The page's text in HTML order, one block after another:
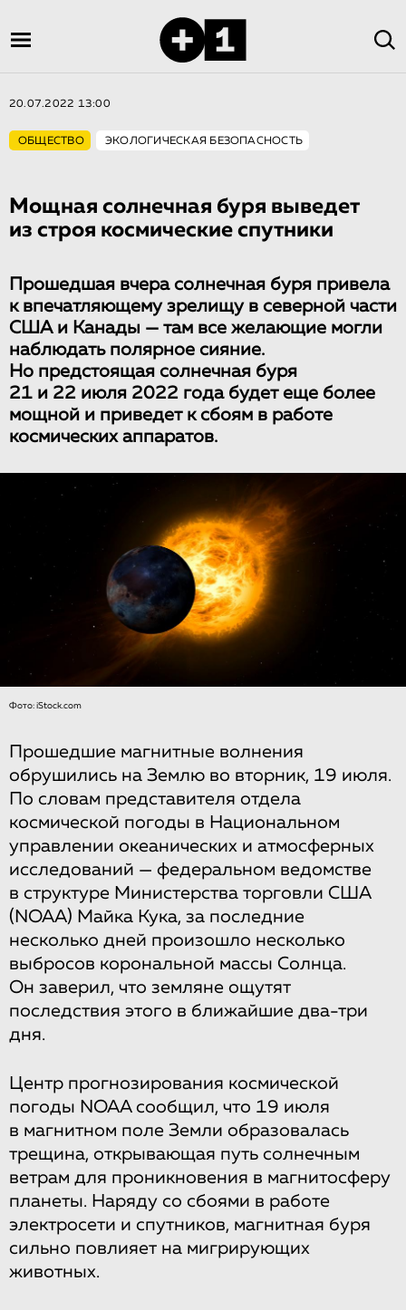
20.07.2022 13:00
ОБЩЕСТВО ЭКОЛОГИЧЕСКАЯ БЕЗОПАСНОСТЬ
Мощная солнечная буря выведет
из строя космические спутники
Прошедшая вчера солнечная буря привела
к впечатляющему зрелищу в северной части
США и Канады — там все желающие могли
наблюдать полярное сияние.
Но предстоящая солнечная буря
21 и 22 июля 2022 года будет еще более
мощной и приведет к сбоям в работе
космических аппаратов.
Фото: iStock.com
Прошедшие магнитные волнения
обрушились на Землю во вторник, 19 июля.
По словам представителя отдела
космической погоды в Национальном
управлении океанических и атмосферных
исследований — федеральном ведомстве
в структуре Министерства торговли США
(NOAA) Майка Кука, за последние
несколько дней произошло несколько
выбросов корональной массы Солнца.
Он заверил, что земляне ощутят
последствия этого в ближайшие два-три
дня.
Центр прогнозирования космической
погоды NOAA сообщил, что 19 июля
в магнитном поле Земли образовалась
трещина, открывающая путь солнечным
ветрам для проникновения в магнитосферу
планеты. Наряду со сбоями в работе
электросети и спутников, магнитная буря
сильно повлияет на мигрирующих
животных.